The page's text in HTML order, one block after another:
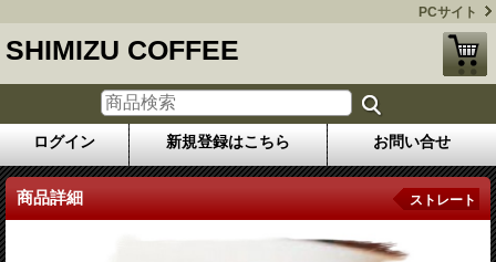
PCサイト
SHIMIZU COFFEE
ログイン 新規登録はこちら お問い合せ
商品詳細 ストレート